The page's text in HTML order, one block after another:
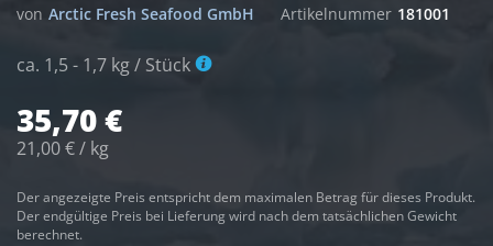
von Arctic Fresh Seafood GmbH Artikelnummer 181001
ca. 1,5 - 1,7 kg / Stück
35,70 €
21,00 € / kg
Der angezeigte Preis entspricht dem maximalen Betrag für dieses Produkt.
Der endgültige Preis bei Lieferung wird nach dem tatsächlichen Gewicht
berechnet.